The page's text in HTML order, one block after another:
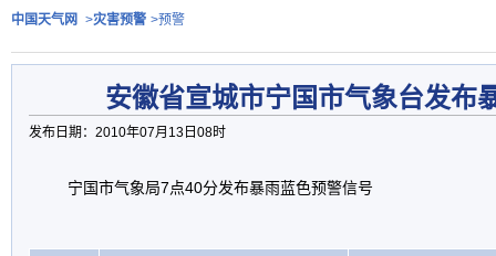
中国天气网 >灾害预警 >预警
安徽省宣城市宁国市气象台发布
发布日期：2010年07月13日08时
宁国市气象局7点40分发布暴雨蓝色预警信号